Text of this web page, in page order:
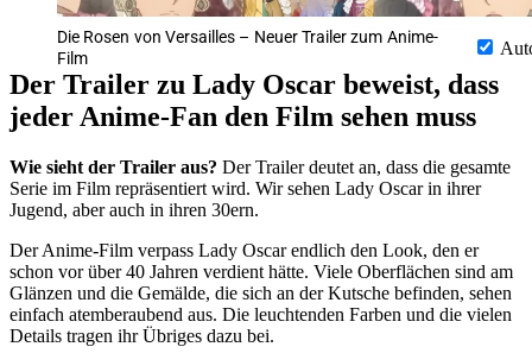
Die Rosen von Versailles – Neuer Trailer zum Anime-
Film
Der Trailer zu Lady Oscar beweist, dass
jeder Anime-Fan den Film sehen muss
Wie sieht der Trailer aus? Der Trailer deutet an, dass die gesamte
Serie im Film repräsentiert wird. Wir sehen Lady Oscar in ihrer
Jugend, aber auch in ihren 30ern.
Der Anime-Film verpass Lady Oscar endlich den Look, den er
schon vor über 40 Jahren verdient hätte. Viele Oberflächen sind am
Glänzen und die Gemälde, die sich an der Kutsche befinden, sehen
einfach atemberaubend aus. Die leuchtenden Farben und die vielen
Details tragen ihr Übriges dazu bei.